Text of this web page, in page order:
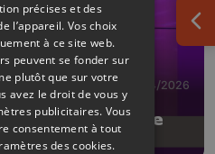
03/04/2026
Corps de
précises et des
l’appareil. Vos choix
à ce site web.
peuvent se fonder sur
plutôt que sur votre
avez le droit de vous y
publicitaires. Vous
consentement à tout
des cookies.